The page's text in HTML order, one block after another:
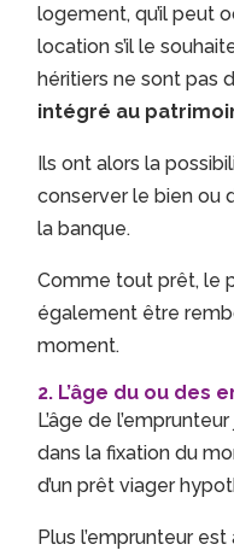
logement, qu’il peut
location s’il le
héritiers ne sont pas
intégré au
Ils ont alors la
conserver le bien ou
la banque.
Comme tout prêt, le
également être
moment.
2. L’âge du ou des
L’âge de
dans la fixation du
d’un prêt viager
Plus l’emprunteur